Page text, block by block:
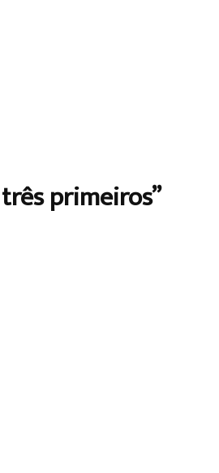
primeiros”